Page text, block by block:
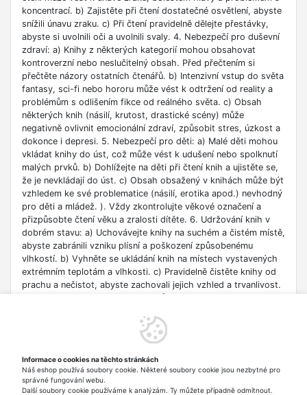
koncentrací. b) Zajistěte při čtení dostatečné osvětlení, abyste
snížili únavu zraku. c) Při čtení pravidelně dělejte přestávky,
abyste si uvolnili oči a uvolnili svaly. 4. Nebezpečí pro duševní
zdraví: a) Knihy z některých kategorií mohou obsahovat
kontroverzní nebo neslučitelný obsah. Před přečtením si
přečtěte názory ostatních čtenářů. b) Intenzivní vstup do světa
fantasy, sci-fi nebo hororu může vést k odtržení od reality a
problémům s odlišením fikce od reálného světa. c) Obsah
některých knih (násilí, krutost, drastické scény) může
negativně ovlivnit emocionální zdraví, způsobit stres, úzkost a
dokonce i depresi. 5. Nebezpečí pro děti: a) Malé děti mohou
vkládat knihy do úst, což může vést k udušení nebo spolknutí
malých prvků. b) Dohlížejte na děti při čtení knih a ujistěte se,
že je nevkládají do úst. c) Obsah obsažený v knihách může být
vzhledem ke své problematice (násilí, erotika apod.) nevhodný
pro děti a mládež. ). Vždy zkontrolujte věkové označení a
přizpůsobte čtení věku a zralosti dítěte. 6. Udržování knih v
dobrém stavu: a) Uchovávejte knihy na suchém a čistém místě,
abyste zabránili vzniku plísní a poškození způsobenému
vlhkostí. b) Vyhněte se ukládání knih na místech vystavených
extrémním teplotám a vlhkosti. c) Pravidelně čistěte knihy od
prachu a nečistot, abyste zachovali jejich vzhled a trvanlivost.
vzdělávací nebo profesní účely. b) Věnujte pozornost datu
vydání, protože znalosti v některých oblastech se rychle
zdrojů uvedených v knize buďte opatrní a dodržujte pravidla
bezpečnosti na síti. 8. Autorská práva: a) Dodržujte autorská
práva obsahu zpřístupněného v knize.
Informace o cookies na těchto stránkách
Náš eshop používá soubory cookie. Některé soubory cookie jsou nezbytné pro
správné fungování webu.
Další soubory cookie používáme k analýzám. Ty můžete případně odmítnout.